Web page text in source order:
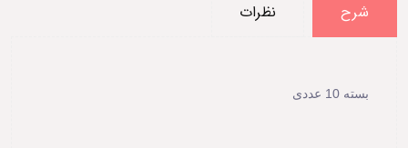
شرح نظرات
بسته 10 عددی